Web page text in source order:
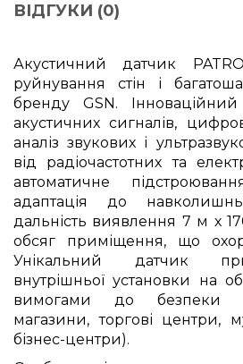
ВІДГУКИ (0)
Акустичний датчик
руйнування стін і
бренду GSN. Інноваційний
акустичних сигналів,
аналіз звукових і
від радіочастотних та
автоматичне
адаптація до
дальність виявлення 7 м х
обсяг приміщення, що
Унікальний датчик
внутрішньої установки на
вимогами до безпеки
магазини, торгові центри,
бізнес-центри).